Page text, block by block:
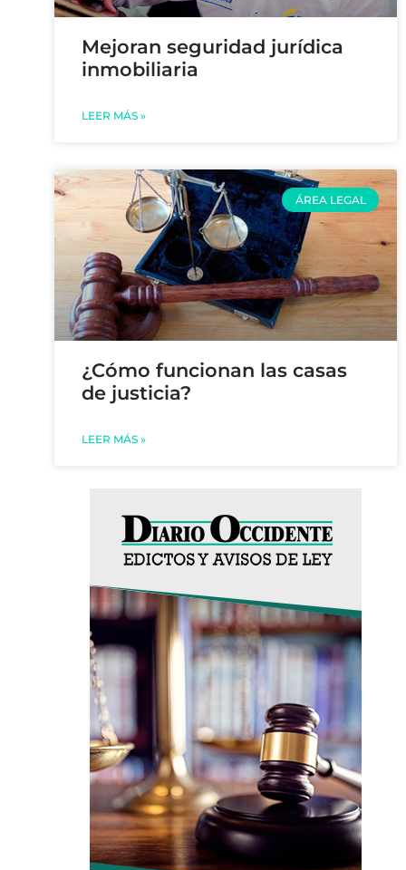
Mejoran seguridad jurídica
inmobiliaria
LEER MÁS »
ÁREA LEGAL
¿Cómo funcionan las casas
de justicia?
LEER MÁS »